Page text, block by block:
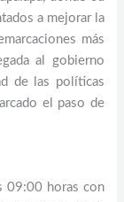
a mejorar la
más
al gobierno
de las políticas
el paso de
09:00 horas con